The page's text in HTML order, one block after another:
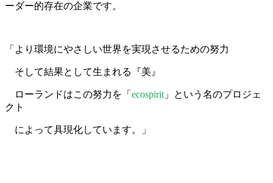
ーダー的存在の企業です。
「より環境にやさしい世界を実現させるための努力
そして結果として生まれる『美』
ローランドはこの努力を「 ecospirit 」という名のプロジェ
クト
によって具現化しています。」